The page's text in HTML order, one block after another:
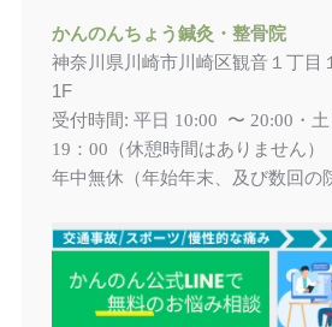
かんのんちょう鍼灸・整骨院
神奈川県川崎市川崎区観音１丁目
1F
受付時間: 平日 10:00 〜 20:00・
19：00 （休憩時間はありません）
年中無休（年始年末、及び数回の